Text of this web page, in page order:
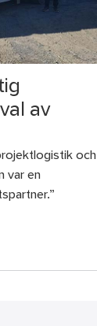
av
och
var en